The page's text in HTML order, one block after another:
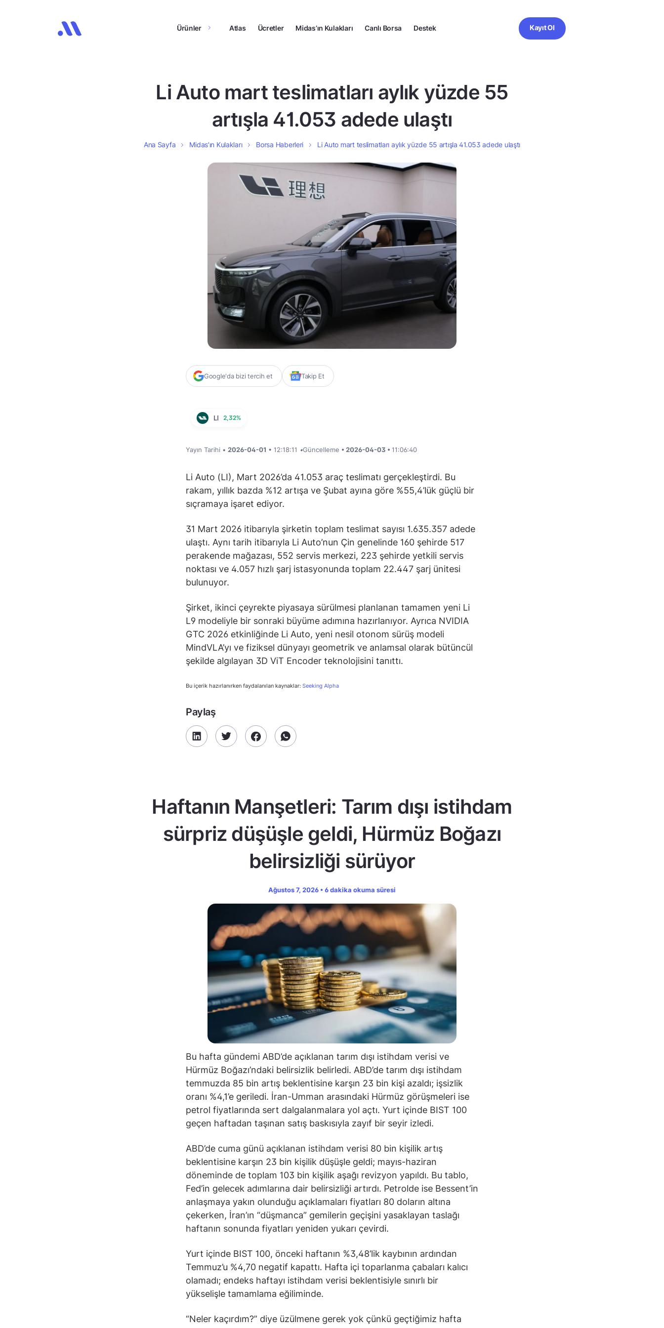
Ürünler Atlas Ücretler Midas’ın Kulakları Canlı Borsa Destek Kayıt Ol
Li Auto mart teslimatları aylık yüzde 55
artışla 41.053 adede ulaştı
Ana Sayfa Midas’ın Kulakları Borsa Haberleri Li Auto mart teslimatları aylık yüzde 55 artışla 41.053 adede ulaştı
Google'da bizi tercih et Takip Et
LI 2,32%
Yayın Tarihi • 2026-04-01 • 12:18:11 •Güncelleme • 2026-04-03 • 11:06:40
Li Auto (LI), Mart 2026’da 41.053 araç teslimatı gerçekleştirdi. Bu
rakam, yıllık bazda %12 artışa ve Şubat ayına göre %55,4’lük güçlü bir
sıçramaya işaret ediyor.
31 Mart 2026 itibarıyla şirketin toplam teslimat sayısı 1.635.357 adede
ulaştı. Aynı tarih itibarıyla Li Auto’nun Çin genelinde 160 şehirde 517
perakende mağazası, 552 servis merkezi, 223 şehirde yetkili servis
noktası ve 4.057 hızlı şarj istasyonunda toplam 22.447 şarj ünitesi
bulunuyor.
Şirket, ikinci çeyrekte piyasaya sürülmesi planlanan tamamen yeni Li
L9 modeliyle bir sonraki büyüme adımına hazırlanıyor. Ayrıca NVIDIA
GTC 2026 etkinliğinde Li Auto, yeni nesil otonom sürüş modeli
MindVLA’yı ve fiziksel dünyayı geometrik ve anlamsal olarak bütüncül
şekilde algılayan 3D ViT Encoder teknolojisini tanıttı.
Bu içerik hazırlanırken faydalanılan kaynaklar: Seeking Alpha
Paylaş
Haftanın Manşetleri: Tarım dışı istihdam
sürpriz düşüşle geldi, Hürmüz Boğazı
belirsizliği sürüyor
Ağustos 7, 2026 • 6 dakika okuma süresi
Bu hafta gündemi ABD’de açıklanan tarım dışı istihdam verisi ve
Hürmüz Boğazı’ndaki belirsizlik belirledi. ABD’de tarım dışı istihdam
temmuzda 85 bin artış beklentisine karşın 23 bin kişi azaldı; işsizlik
oranı %4,1’e geriledi. İran-Umman arasındaki Hürmüz görüşmeleri ise
petrol fiyatlarında sert dalgalanmalara yol açtı. Yurt içinde BIST 100
geçen haftadan taşınan satış baskısıyla zayıf bir seyir izledi.
ABD’de cuma günü açıklanan istihdam verisi 80 bin kişilik artış
beklentisine karşın 23 bin kişilik düşüşle geldi; mayıs-haziran
döneminde de toplam 103 bin kişilik aşağı revizyon yapıldı. Bu tablo,
Fed’in gelecek adımlarına dair belirsizliği artırdı. Petrolde ise Bessent’in
anlaşmaya yakın olunduğu açıklamaları fiyatları 80 doların altına
çekerken, İran’ın “düşmanca” gemilerin geçişini yasaklayan taslağı
haftanın sonunda fiyatları yeniden yukarı çevirdi.
Yurt içinde BIST 100, önceki haftanın %3,48’lik kaybının ardından
Temmuz’u %4,70 negatif kapattı. Hafta içi toparlanma çabaları kalıcı
olamadı; endeks haftayı istihdam verisi beklentisiyle sınırlı bir
yükselişle tamamlama eğiliminde.
“Neler kaçırdım?” diye üzülmene gerek yok çünkü geçtiğimiz hafta